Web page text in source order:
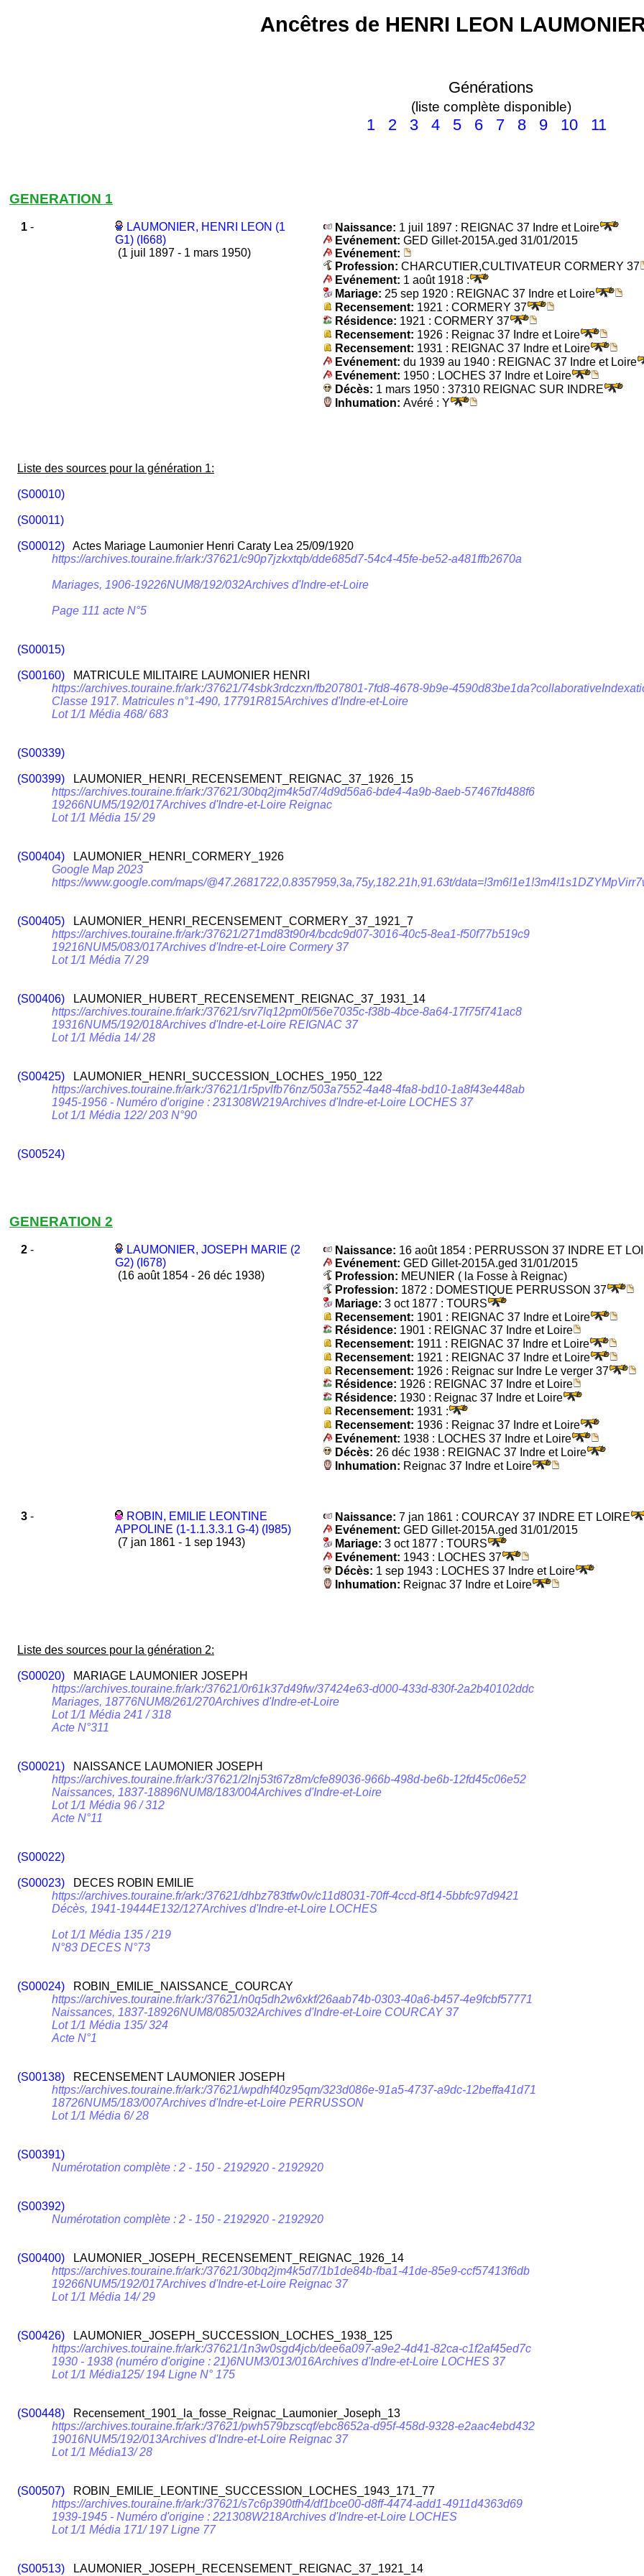
Ancêtres de HENRI LEON
Générations
(liste complète disponible)
1 2 3 4 5 6 7 8 9 10 11
GENERATION 1
1 -
LAUMONIER, HENRI LEON (1
G1) (I668)
(1 juil 1897 - 1 mars 1950)
Naissance: 1 juil 1897 : REIGNAC 37 Indre et Loire
Evénement: GED Gillet-2015A.ged 31/01/2015
Evénement:
Profession: CHARCUTIER,CULTIVATEUR CORMERY 37
Evénement: 1 août 1918 :
Mariage: 25 sep 1920 : REIGNAC 37 Indre et Loire
Recensement: 1921 : CORMERY 37
Résidence: 1921 : CORMERY 37
Recensement: 1926 : Reignac 37 Indre et Loire
Recensement: 1931 : REIGNAC 37 Indre et Loire
Evénement: du 1939 au 1940 : REIGNAC 37 Indre et Loire
Evénement: 1950 : LOCHES 37 Indre et Loire
Décès: 1 mars 1950 : 37310 REIGNAC SUR INDRE
Inhumation: Avéré : Y
Liste des sources pour la génération 1:
(S00010)
(S00011)
(S00012) Actes Mariage Laumonier Henri Caraty Lea 25/09/1920
https://archives.touraine.fr/ark:/37621/c90p7jzkxtqb/dde685d7-54c4-45fe-be52-a481ffb2670a
Mariages, 1906-19226NUM8/192/032Archives d'Indre-et-Loire
Page 111 acte N°5
(S00015)
(S00160) MATRICULE MILITAIRE LAUMONIER HENRI
https://archives.touraine.fr/ark:/37621/74sbk3rdczxn/fb207801-7fd8-4678-9b9e-
Classe 1917. Matricules n°1-490, 17791R815Archives d'Indre-et-Loire
Lot 1/1 Média 468/ 683
(S00339)
(S00399) LAUMONIER_HENRI_RECENSEMENT_REIGNAC_37_1926_15
https://archives.touraine.fr/ark:/37621/30bq2jm4k5d7/4d9d56a6-bde4-4a9b-8aeb-57467fd488f6
19266NUM5/192/017Archives d'Indre-et-Loire Reignac
Lot 1/1 Média 15/ 29
(S00404) LAUMONIER_HENRI_CORMERY_1926
Google Map 2023
https://www.google.com/maps/@47.2681722,0.8357959,3a,75y,182.21h,91.63t/
(S00405) LAUMONIER_HENRI_RECENSEMENT_CORMERY_37_1921_7
https://archives.touraine.fr/ark:/37621/271md83t90r4/bcdc9d07-3016-40c5-8ea1-f50f77b519c9
19216NUM5/083/017Archives d'Indre-et-Loire Cormery 37
Lot 1/1 Média 7/ 29
(S00406) LAUMONIER_HUBERT_RECENSEMENT_REIGNAC_37_1931_14
https://archives.touraine.fr/ark:/37621/srv7lq12pm0f/56e7035c-f38b-4bce-8a64-17f75f741ac8
19316NUM5/192/018Archives d'Indre-et-Loire REIGNAC 37
Lot 1/1 Média 14/ 28
(S00425) LAUMONIER_HENRI_SUCCESSION_LOCHES_1950_122
https://archives.touraine.fr/ark:/37621/1r5pvlfb76nz/503a7552-4a48-4fa8-bd10-1a8f43e448ab
1945-1956 - Numéro d'origine : 231308W219Archives d'Indre-et-Loire LOCHES 37
Lot 1/1 Média 122/ 203 N°90
(S00524)
GENERATION 2
2 -
LAUMONIER, JOSEPH MARIE (2
G2) (I678)
(16 août 1854 - 26 déc 1938)
Naissance: 16 août 1854 : PERRUSSON 37 INDRE ET
Evénement: GED Gillet-2015A.ged 31/01/2015
Profession: MEUNIER ( la Fosse à Reignac)
Profession: 1872 : DOMESTIQUE PERRUSSON 37
Mariage: 3 oct 1877 : TOURS
Recensement: 1901 : REIGNAC 37 Indre et Loire
Résidence: 1901 : REIGNAC 37 Indre et Loire
Recensement: 1911 : REIGNAC 37 Indre et Loire
Recensement: 1921 : REIGNAC 37 Indre et Loire
Recensement: 1926 : Reignac sur Indre Le verger 37
Résidence: 1926 : REIGNAC 37 Indre et Loire
Résidence: 1930 : Reignac 37 Indre et Loire
Recensement: 1931 :
Recensement: 1936 : Reignac 37 Indre et Loire
Evénement: 1938 : LOCHES 37 Indre et Loire
Décès: 26 déc 1938 : REIGNAC 37 Indre et Loire
Inhumation: Reignac 37 Indre et Loire
3 -
ROBIN, EMILIE LEONTINE
APPOLINE (1-1.1.3.3.1 G-4) (I985)
(7 jan 1861 - 1 sep 1943)
Naissance: 7 jan 1861 : COURCAY 37 INDRE ET LOIRE
Evénement: GED Gillet-2015A.ged 31/01/2015
Mariage: 3 oct 1877 : TOURS
Evénement: 1943 : LOCHES 37
Décès: 1 sep 1943 : LOCHES 37 Indre et Loire
Inhumation: Reignac 37 Indre et Loire
Liste des sources pour la génération 2:
(S00020) MARIAGE LAUMONIER JOSEPH
https://archives.touraine.fr/ark:/37621/0r61k37d49fw/37424e63-d000-433d-830f-2a2b40102ddc
Mariages, 18776NUM8/261/270Archives d'Indre-et-Loire
Lot 1/1 Média 241 / 318
Acte N°311
(S00021) NAISSANCE LAUMONIER JOSEPH
https://archives.touraine.fr/ark:/37621/2lnj53t67z8m/cfe89036-966b-498d-be6b-12fd45c06e52
Naissances, 1837-18896NUM8/183/004Archives d'Indre-et-Loire
Lot 1/1 Média 96 / 312
Acte N°11
(S00022)
(S00023) DECES ROBIN EMILIE
https://archives.touraine.fr/ark:/37621/dhbz783tfw0v/c11d8031-70ff-4ccd-8f14-5bbfc97d9421
Décès, 1941-19444E132/127Archives d'Indre-et-Loire LOCHES
Lot 1/1 Média 135 / 219
N°83 DECES N°73
(S00024) ROBIN_EMILIE_NAISSANCE_COURCAY
https://archives.touraine.fr/ark:/37621/n0q5dh2w6xkf/26aab74b-0303-40a6-b457-4e9fcbf57771
Naissances, 1837-18926NUM8/085/032Archives d'Indre-et-Loire COURCAY 37
Lot 1/1 Média 135/ 324
Acte N°1
(S00138) RECENSEMENT LAUMONIER JOSEPH
https://archives.touraine.fr/ark:/37621/wpdhf40z95qm/323d086e-91a5-4737-a9dc-12beffa41d71
18726NUM5/183/007Archives d'Indre-et-Loire PERRUSSON
Lot 1/1 Média 6/ 28
(S00391)
Numérotation complète : 2 - 150 - 2192920 - 2192920
(S00392)
Numérotation complète : 2 - 150 - 2192920 - 2192920
(S00400) LAUMONIER_JOSEPH_RECENSEMENT_REIGNAC_1926_14
https://archives.touraine.fr/ark:/37621/30bq2jm4k5d7/1b1de84b-fba1-41de-85e9-ccf57413f6db
19266NUM5/192/017Archives d'Indre-et-Loire Reignac 37
Lot 1/1 Média 14/ 29
(S00426) LAUMONIER_JOSEPH_SUCCESSION_LOCHES_1938_125
https://archives.touraine.fr/ark:/37621/1n3w0sgd4jcb/dee6a097-a9e2-4d41-82ca-c1f2af45ed7c
1930 - 1938 (numéro d'origine : 21)6NUM3/013/016Archives d'Indre-et-Loire LOCHES 37
Lot 1/1 Média125/ 194 Ligne N° 175
(S00448) Recensement_1901_la_fosse_Reignac_Laumonier_Joseph_13
https://archives.touraine.fr/ark:/37621/pwh579bzscqf/ebc8652a-d95f-458d-9328-e2aac4ebd432
19016NUM5/192/013Archives d'Indre-et-Loire Reignac 37
Lot 1/1 Média13/ 28
(S00507) ROBIN_EMILIE_LEONTINE_SUCCESSION_LOCHES_1943_171_77
https://archives.touraine.fr/ark:/37621/s7c6p390tfh4/df1bce00-d8ff-4474-add1-4911d4363d69
1939-1945 - Numéro d'origine : 221308W218Archives d'Indre-et-Loire LOCHES
Lot 1/1 Média 171/ 197 Ligne 77
(S00513) LAUMONIER_JOSEPH_RECENSEMENT_REIGNAC_37_1921_14